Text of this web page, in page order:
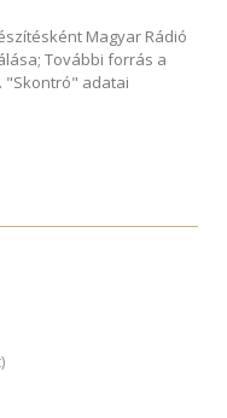
Magyar Rádió
További forrás a
"Skontró" adatai